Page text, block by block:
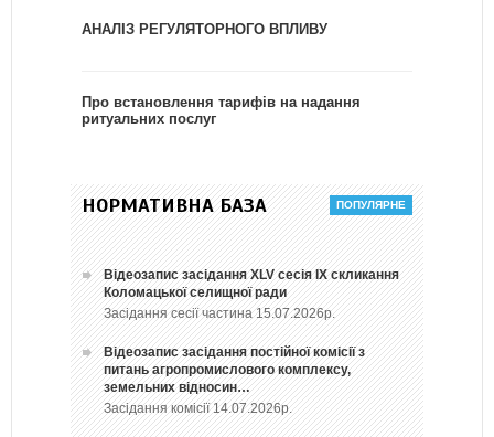
АНАЛІЗ РЕГУЛЯТОРНОГО ВПЛИВУ
Про встановлення тарифів на надання
ритуальних послуг
НОРМАТИВНА БАЗА
Відеозапис засідання ХLV сесія ІХ скликання
Коломацької селищної ради
Засідання сесії частина 15.07.2026р.
Відеозапис засідання постійної комісії з
питань агропромислового комплексу,
земельних відносин…
Засідання комісії 14.07.2026р.